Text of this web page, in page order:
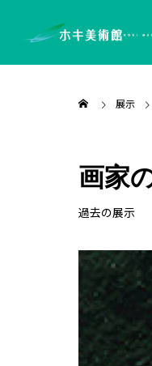
展示
画家
過去の展示